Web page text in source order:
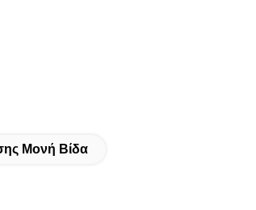
Μονή Βίδα